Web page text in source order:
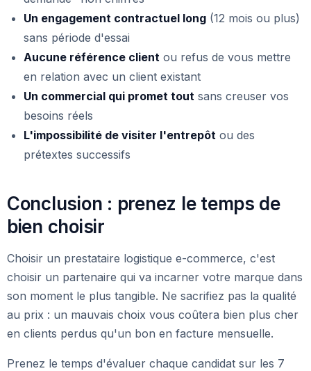
Un engagement contractuel long (12 mois ou plus)
sans période d'essai
Aucune référence client ou refus de vous mettre
en relation avec un client existant
Un commercial qui promet tout sans creuser vos
besoins réels
L'impossibilité de visiter l'entrepôt ou des
prétextes successifs
Conclusion : prenez le temps de
bien choisir
Choisir un prestataire logistique e-commerce, c'est
choisir un partenaire qui va incarner votre marque dans
son moment le plus tangible. Ne sacrifiez pas la qualité
au prix : un mauvais choix vous coûtera bien plus cher
en clients perdus qu'un bon en facture mensuelle.
Prenez le temps d'évaluer chaque candidat sur les 7